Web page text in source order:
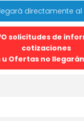
directamente
solicitudes de
cotizaciones
u Ofertas no